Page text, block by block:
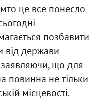
це все понесло
позбавити
від держави
заявляючи, що для
повинна не тільки
місцевості.